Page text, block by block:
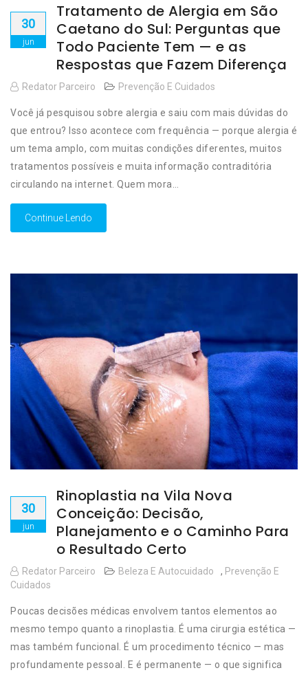
30
jun
Tratamento de Alergia em São
Caetano do Sul: Perguntas que
Todo Paciente Tem — e as
Respostas que Fazem Diferença
Redator Parceiro Prevenção E Cuidados
Você já pesquisou sobre alergia e saiu com mais dúvidas do
que entrou? Isso acontece com frequência — porque alergia é
um tema amplo, com muitas condições diferentes, muitos
tratamentos possíveis e muita informação contraditória
circulando na internet. Quem mora…
Continue Lendo
30
jun
Rinoplastia na Vila Nova
Conceição: Decisão,
Planejamento e o Caminho Para
o Resultado Certo
Redator Parceiro Beleza E Autocuidado , Prevenção E
Cuidados
Poucas decisões médicas envolvem tantos elementos ao
mesmo tempo quanto a rinoplastia. É uma cirurgia estética —
mas também funcional. É um procedimento técnico — mas
profundamente pessoal. E é permanente — o que significa